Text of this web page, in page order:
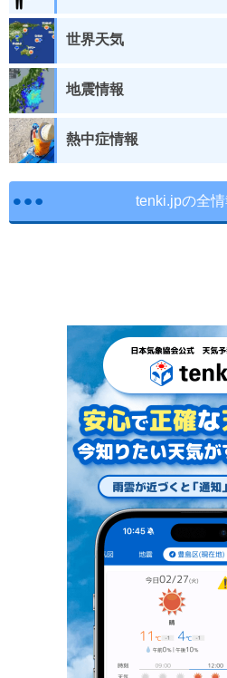
世界天気
地震情報
熱中症情報
tenki.jpの全